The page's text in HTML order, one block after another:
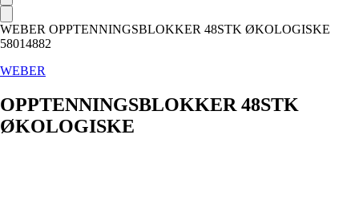
WEBER OPPTENNINGSBLOKKER 48STK ØKOLOGISKE
58014882
WEBER
OPPTENNINGSBLOKKER 48STK
ØKOLOGISKE